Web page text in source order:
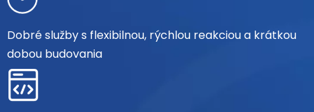
Dobré služby s flexibilnou, rýchlou reakciou a krátkou
dobou budovania